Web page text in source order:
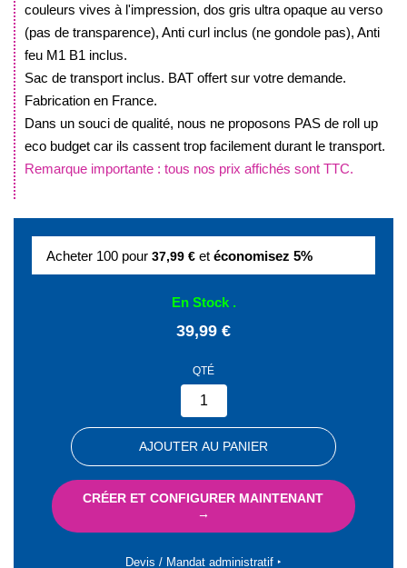
couleurs vives à l'impression, dos gris ultra opaque au verso
(pas de transparence), Anti curl inclus (ne gondole pas), Anti
feu M1 B1 inclus.
Sac de transport inclus. BAT offert sur votre demande.
Fabrication en France.
Dans un souci de qualité, nous ne proposons PAS de roll up
eco budget car ils cassent trop facilement durant le transport.
Remarque importante : tous nos prix affichés sont TTC.
Acheter 100 pour 37,99 €et économisez 5%
En Stock
39,99 €
QTÉ
AJOUTER AU PANIER
CRÉER ET CONFIGURER MAINTENANT
→
Devis / Mandat administratif ‣